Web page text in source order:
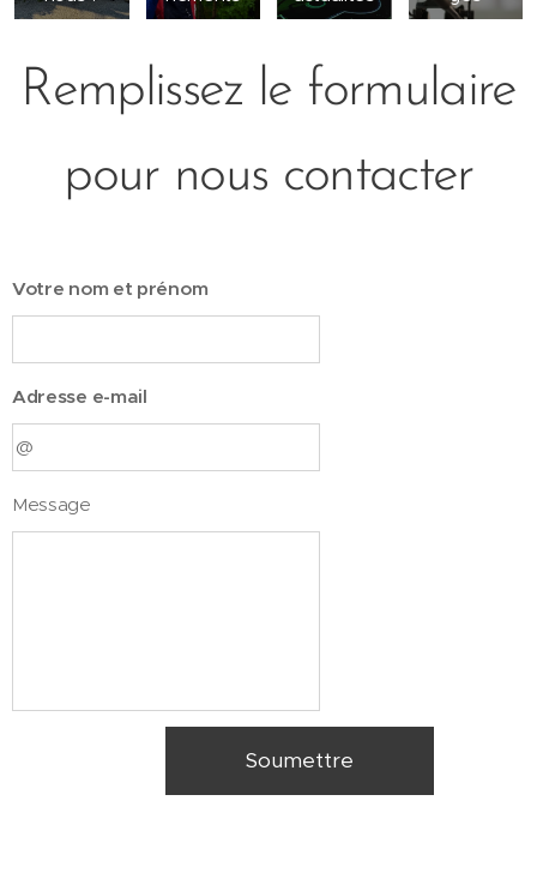
Remplissez le formulaire
pour nous contacter
Votre nom et prénom
Adresse e-mail
Message
Soumettre